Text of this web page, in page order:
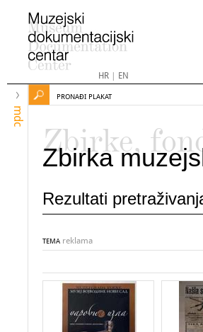
HR| EN
mdc
PRONAĐI PLAKAT
Zbirke,
Zbirka
Rezultati
TEMA reklama